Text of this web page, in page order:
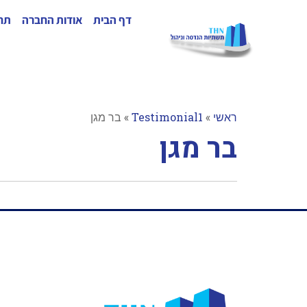
דף הבית אודות החברה
ראשי »
Testimonial1
» בר מגן
בר מגן